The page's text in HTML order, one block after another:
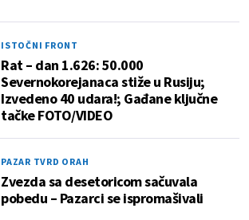
ISTOČNI FRONT
Rat – dan 1.626: 50.000
Severnokorejanaca stiže u Rusiju;
Izvedeno 40 udara!; Gađane ključne
tačke FOTO/VIDEO
PAZAR TVRD ORAH
Zvezda sa desetoricom sačuvala
pobedu – Pazarci se ispromašivali